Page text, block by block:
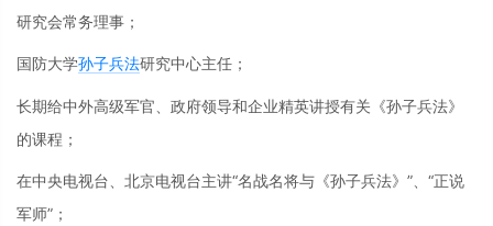
研究会常务理事；
国防大学孙子兵法研究中心主任；
长期给中外高级军官、政府领导和企业精英讲授有关《孙子兵法》
的课程；
在中央电视台、北京电视台主讲“名战名将与《孙子兵法》”、“正说
军师”；